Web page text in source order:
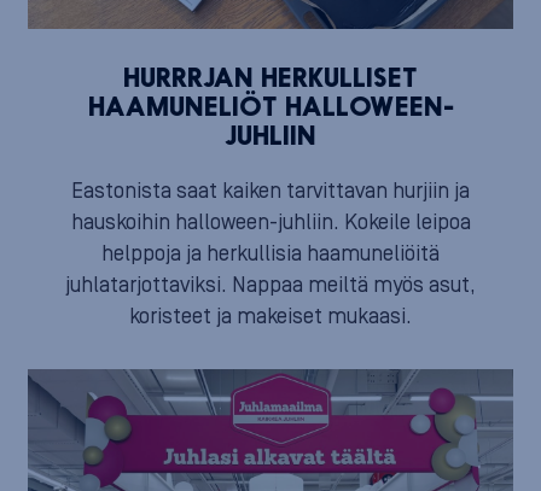
HURRRJAN HERKULLISET
HAAMUNELIÖT HALLOWEEN-
JUHLIIN
Eastonista saat kaiken tarvittavan hurjiin ja
hauskoihin halloween-juhliin. Kokeile leipoa
helppoja ja herkullisia haamuneliöitä
juhlatarjottaviksi. Nappaa meiltä myös asut,
koristeet ja makeiset mukaasi.